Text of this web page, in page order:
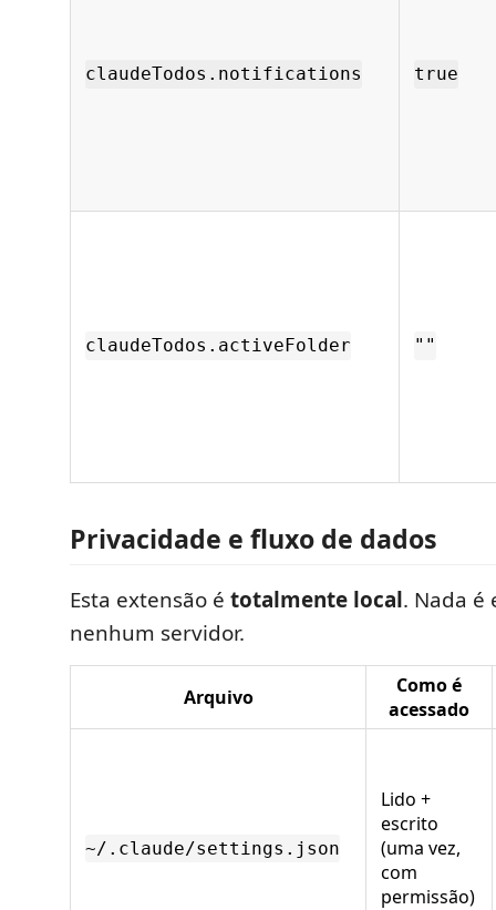
claudeTodos.notifications true
claudeTodos.activeFolder ""
Privacidade e fluxo de dados
Esta extensão é totalmente local. Nada é
nenhum servidor.
Arquivo
Como é
acessado
~/.claude/settings.json
Lido +
escrito
(uma vez,
com
permissão)